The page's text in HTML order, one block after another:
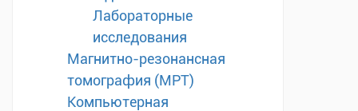
Лабораторные
исследования
Магнитно-резонансная
томография (МРТ)
Компьютерная